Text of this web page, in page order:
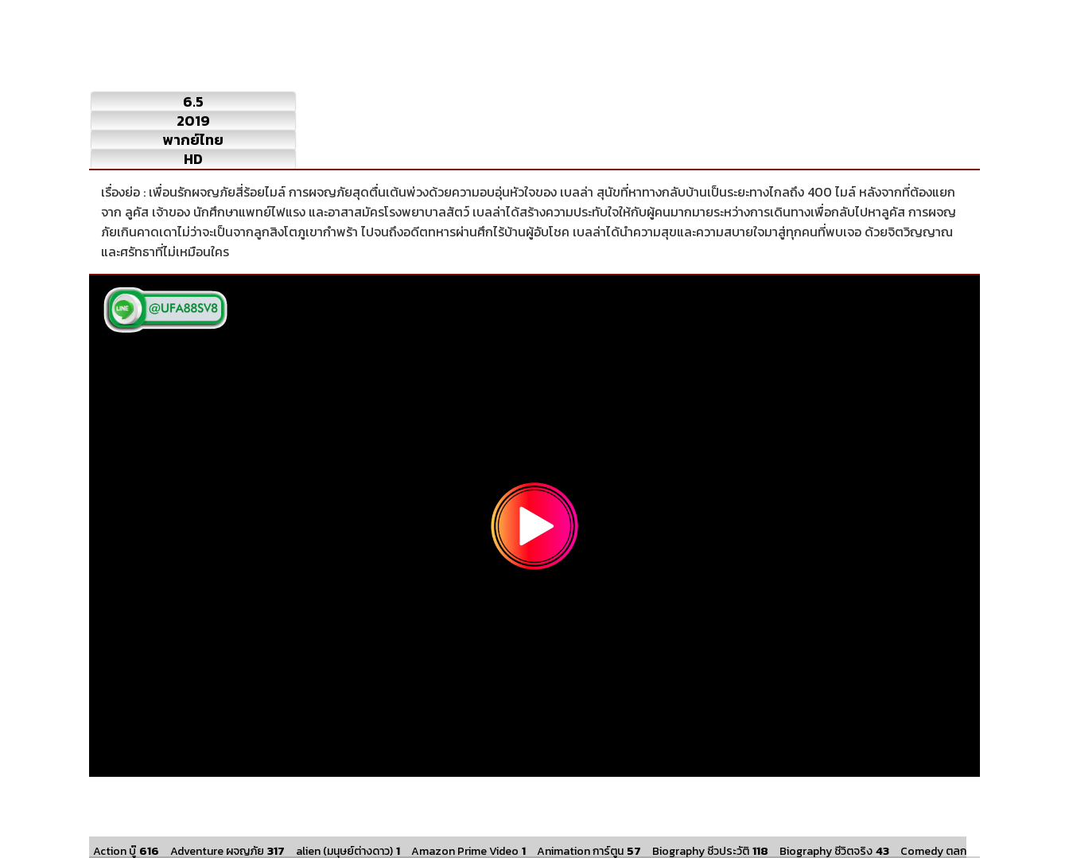
6.5
2019
พากย์ไทย
HD
เรื่องย่อ : เพื่อนรักผจญภัยสี่ร้อยไมล์ การผจญภัยสุดตื่นเต้นพ่วงด้วยความอบอุ่นหัวใจของ เบลล่า สุนัขที่หาทางกลับบ้านเป็นระยะทางไกลถึง 400 ไมล์ หลังจากที่ต้องแยก
จาก ลูคัส เจ้าของ นักศึกษาแพทย์ไฟแรง และอาสาสมัครโรงพยาบาลสัตว์ เบลล่าได้สร้างความประทับใจให้กับผู้คนมากมายระหว่างการเดินทางเพื่อกลับไปหาลูคัส การผจญ
ภัยเกินคาดเดาไม่ว่าจะเป็นจากลูกสิงโตภูเขากำพร้า ไปจนถึงอดีตทหารผ่านศึกไร้บ้านผู้อับโชค เบลล่าได้นำความสุขและความสบายใจมาสู่ทุกคนที่พบเจอ ด้วยจิตวิญญาณ
และศรัทธาที่ไม่เหมือนใคร
Action บู๊ 616 Adventure ผจญภัย 317 alien (มนุษย์ต่างดาว)1 Amazon Prime Video 1 Animation การ์ตูน 57 Biography ชีวประวัติ118 Biography ชีวิตจริง43 Comedy ตลก